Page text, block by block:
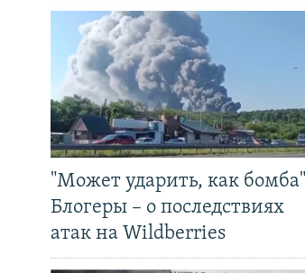
"Может ударить, как
Блогеры – о последствиях
атак на Wildberries